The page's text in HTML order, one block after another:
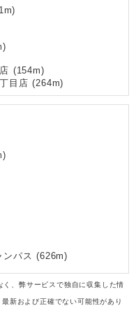
m)
(154m)
目店 (264m)
ンパス (626m)
、弊サービスで独自に収集した情
新および正確でない可能性があり